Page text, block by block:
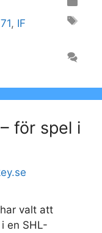
, IF
för spel i
valt att
en SHL-